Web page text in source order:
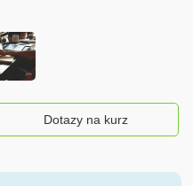
Dotazy na kurz